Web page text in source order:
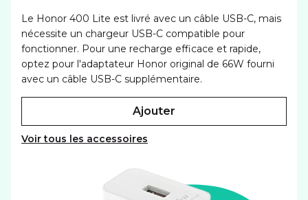
Le Honor 400 Lite est livré avec un câble USB-C, mais
nécessite un chargeur USB-C compatible pour
fonctionner. Pour une recharge efficace et rapide,
optez pour l'adaptateur Honor original de 66W fourni
avec un câble USB-C supplémentaire.
ajouter
Voir tous les accessoires